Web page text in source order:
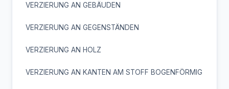
VERZIERUNG AN GEBÄUDEN
VERZIERUNG AN GEGENSTÄNDEN
VERZIERUNG AN HOLZ
VERZIERUNG AN KANTEN AM STOFF BOGENFÖRMIG